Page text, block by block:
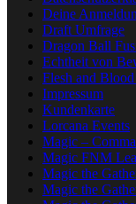
Deine
Draft Umfrage
Dragon Ball
Echtheit von
Flesh and
Impressum
Kundenkarte
Lorcana Events
Magic –
Magic FNM
Magic the
Magic the